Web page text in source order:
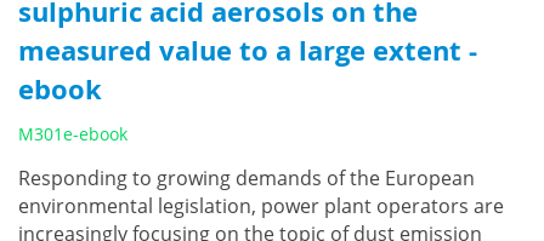
sulphuric acid aerosols on the
measured value to a large extent -
ebook
M301e-ebook
Responding to growing demands of the European
environmental legislation, power plant operators are
increasingly focusing on the topic of dust emission